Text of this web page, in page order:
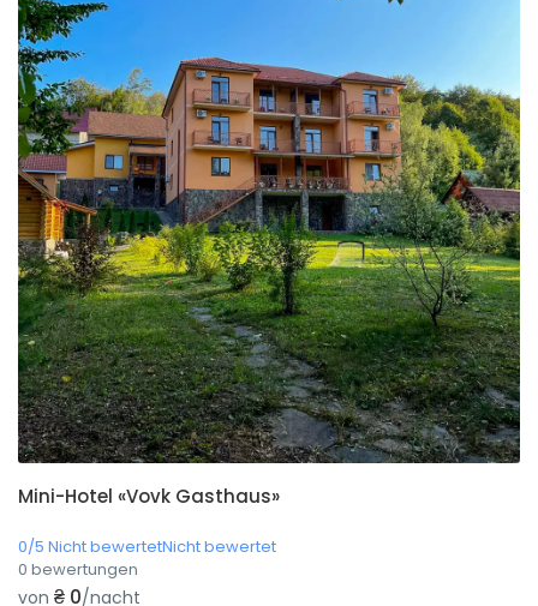
Mini-Hotel «Vovk Gasthaus»
0/5 Nicht bewertetNicht bewertet
0 bewertungen
von ₴ 0/nacht